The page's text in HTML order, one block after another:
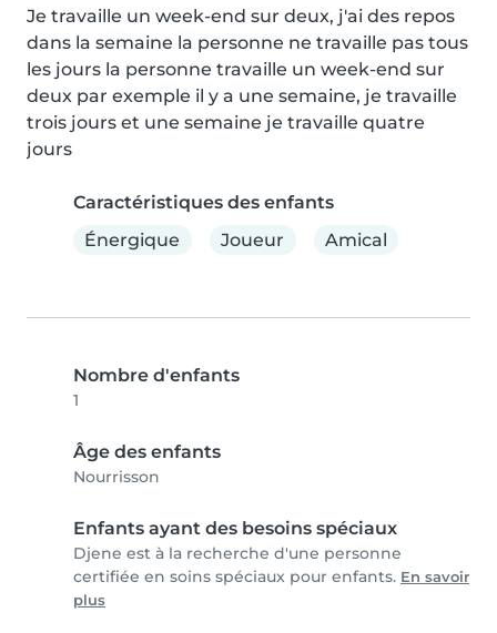
Je travaille un week-end sur deux, j'ai des repos
dans la semaine la personne ne travaille pas tous
les jours la personne travaille un week-end sur
deux par exemple il y a une semaine, je travaille
trois jours et une semaine je travaille quatre
jours
Caractéristiques des enfants
Énergique
Joueur Amical
Nombre d'enfants
1
Âge des enfants
Nourrisson
Enfants ayant des besoins spéciaux
Djene est à la recherche d'une personne
certifiée en soins spéciaux pour enfants. En savoir
plus